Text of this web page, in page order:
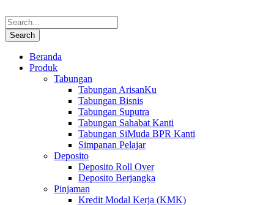
Beranda
Produk
Tabungan
Tabungan ArisanKu
Tabungan Bisnis
Tabungan Suputra
Tabungan Sahabat Kanti
Tabungan SiMuda BPR Kanti
Simpanan Pelajar
Deposito
Deposito Roll Over
Deposito Berjangka
Pinjaman
Kredit Modal Kerja (KMK)